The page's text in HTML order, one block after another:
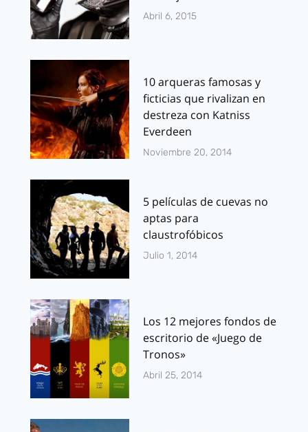
Abril 6, 2015
10 arqueras famosas y
ficticias que rivalizan en
destreza con Katniss
Everdeen
Noviembre 20, 2014
5 películas de cuevas no
aptas para
claustrofóbicos
Julio 1, 2014
Los 12 mejores fondos de
escritorio de «Juego de
Tronos»
Abril 25, 2014